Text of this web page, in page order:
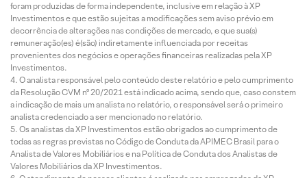
foram produzidas de forma independente, inclusive em relação à XP
Investimentos e que estão sujeitas a modificações sem aviso prévio em
decorrência de alterações nas condições de mercado, e que sua(s)
remuneração(es) é(são) indiretamente influenciada por receitas
provenientes dos negócios e operações financeiras realizadas pela XP
Investimentos.
O analista responsável pelo conteúdo deste relatório e pelo cumprimento
da Resolução CVM nº 20/2021 está indicado acima, sendo que, caso constem
a indicação de mais um analista no relatório, o responsável será o primeiro
analista credenciado a ser mencionado no relatório.
Os analistas da XP Investimentos estão obrigados ao cumprimento de
todas as regras previstas no Código de Conduta da APIMEC Brasil para o
Analista de Valores Mobiliários e na Política de Conduta dos Analistas de
Valores Mobiliários da XP Investimentos.